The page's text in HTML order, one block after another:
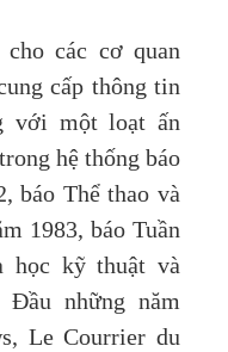
các cơ quan
cấp thông tin
với một loạt ấn
hệ thống báo
báo Thể thao và
1983, báo Tuần
học kỹ thuật và
những năm
Le Courrier du